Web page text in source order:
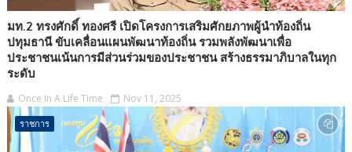
มท.2 ทรงศักดิ์ ทองศรี เปิดโครงการเสริมศักยภาพผู้นำท้องถิ่น
ปทุมธานี ขับเคลื่อนแผนพัฒนาท้องถิ่น รวมพลังพัฒนาเพื่อ
ประชาชนเน้นการมีส่วนร่วมของประชาชน สร้างธรรมาภิบาลในทุก
ระดับ
Once In A Life Time Nov 11, 2025
ราชการ